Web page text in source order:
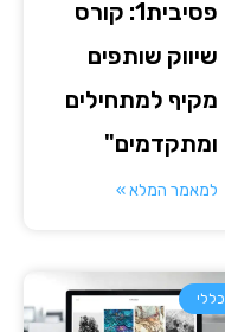
פסיבית1: קורס
שיווק שותפים
מקיף למתחילים
ומתקדמים"
למאמר המלא »
כללי